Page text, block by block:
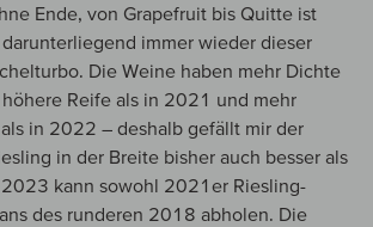
Ende, von Grapefruit bis Quitte ist
immer wieder dieser
Die Weine haben mehr Dichte
Reife als in 2021 und mehr
in 2022 – deshalb gefällt mir der
in der Breite bisher auch besser als
kann sowohl 2021er Riesling-
des runderen 2018 abholen. Die